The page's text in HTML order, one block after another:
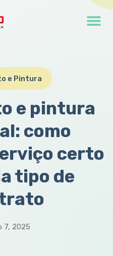
e Pintura
e pintura
como
certo
tipo de
7, 2025